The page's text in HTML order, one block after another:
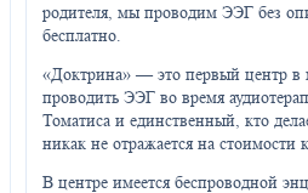
родителя, мы проводим ЭЭГ без
бесплатно.
«Доктрина» — это первый центр в
проводить ЭЭГ во время
Томатиса и единственный, кто
никак не отражается на стоимости
В центре имеется беспроводной